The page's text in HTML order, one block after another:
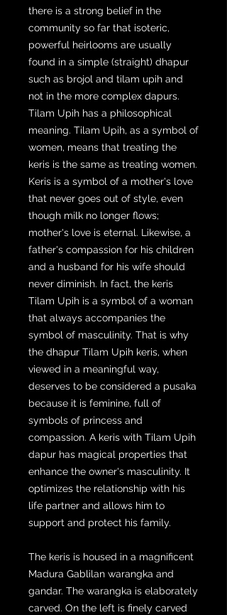
there is a strong belief in the
community so far that isoteric,
powerful heirlooms are usually
found in a simple (straight) dhapur
such as brojol and tilam upih and
not in the more complex dapurs.
Tilam Upih has a philosophical
meaning. Tilam Upih, as a symbol of
women, means that treating the
keris is the same as treating women.
Keris is a symbol of a mother's love
that never goes out of style, even
though milk no longer flows;
mother's love is eternal. Likewise, a
father's compassion for his children
and a husband for his wife should
never diminish. In fact, the keris
Tilam Upih is a symbol of a woman
that always accompanies the
symbol of masculinity. That is why
the dhapur Tilam Upih keris, when
viewed in a meaningful way,
deserves to be considered a pusaka
because it is feminine, full of
symbols of princess and
compassion. A keris with Tilam Upih
dapur has magical properties that
enhance the owner's masculinity. It
optimizes the relationship with his
life partner and allows him to
support and protect his family.
The keris is housed in a magnificent
Madura Gablilan warangka and
gandar. The warangka is elaborately
carved. On the left is finely carved